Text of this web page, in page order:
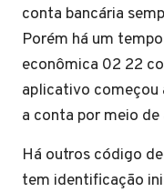
conta bancária
Porém há um
econômica 02 22
aplicativo começou
a conta por meio
Há outros código
tem identificação